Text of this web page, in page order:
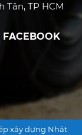
Tân, TP HCM
FACEBOOK
xây dựng Nhật